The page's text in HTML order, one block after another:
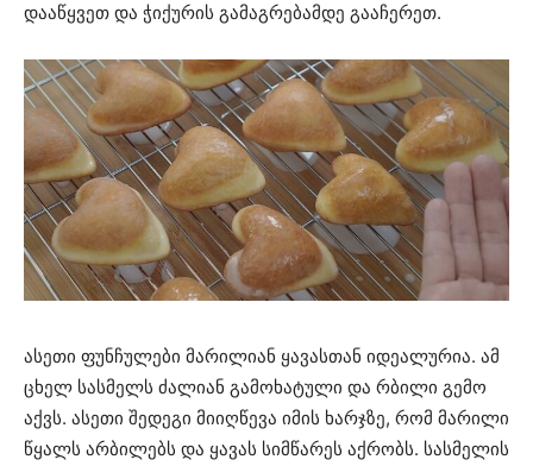
დააწყვეთ და ჭიქურის გამაგრებამდე გააჩერეთ.
ასეთი ფუნჩულები მარილიან ყავასთან იდეალურია. ამ
ცხელ სასმელს ძალიან გამოხატული და რბილი გემო
აქვს. ასეთი შედეგი მიიღწევა იმის ხარჯზე, რომ მარილი
წყალს არბილებს და ყავას სიმწარეს აქრობს. სასმელის